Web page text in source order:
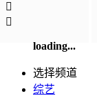


loading...
选择频道
综艺